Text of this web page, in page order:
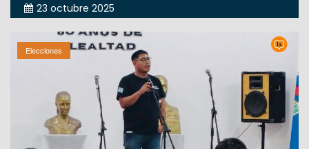
23 octubre 2025
Elecciones